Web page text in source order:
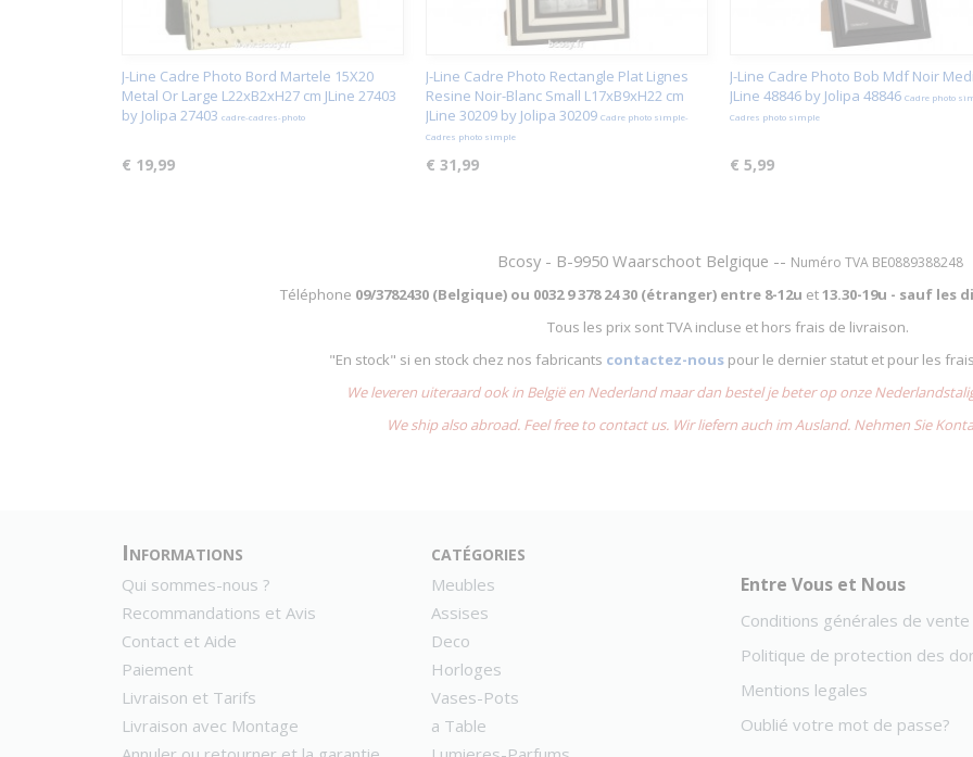
J-Line Cadre Photo Bord Martele 15X20
Metal Or Large L22xB2xH27 cm JLine 27403
by Jolipa 27403 cadre-cadres-photo
€ 19,99
J-Line Cadre Photo Rectangle Plat Lignes
Resine Noir-Blanc Small L17xB9xH22 cm
JLine 30209 by Jolipa 30209 Cadre photo simple-
Cadres photo simple
€ 31,99
J-Line Cadre Photo Bob Mdf Noir
JLine 48846 by Jolipa 48846 Cadre photo
Cadres photo simple
€ 5,99
Bcosy - B-9950 Waarschoot Belgique -- Numéro TVA BE0889388248
Téléphone 09/3782430 (Belgique) ou 0032 9 378 24 30 (étranger) entre 8-12u et13.30-19u - sauf les
Tous les prix sont TVA incluse et hors frais de livraison.
"En stock" si en stock chez nos fabricants contactez-nouspour le dernier statut et pour les
We leveren uiteraard ook in België en Nederland maar dan bestel je beter op onze
We ship also abroad. Feel free to contact us. Wir liefern auch im Ausland. Nehmen Sie
Informations
Qui sommes-nous ?
Recommandations et Avis
Contact et Aide
Paiement
Livraison et Tarifs
Livraison avec Montage
catégories
Meubles
Assises
Deco
Horloges
Vases-Pots
a Table
Entre Vous et Nous
Conditions générales de vente
Politique de protection des
Mentions legales
Oublié votre mot de passe?